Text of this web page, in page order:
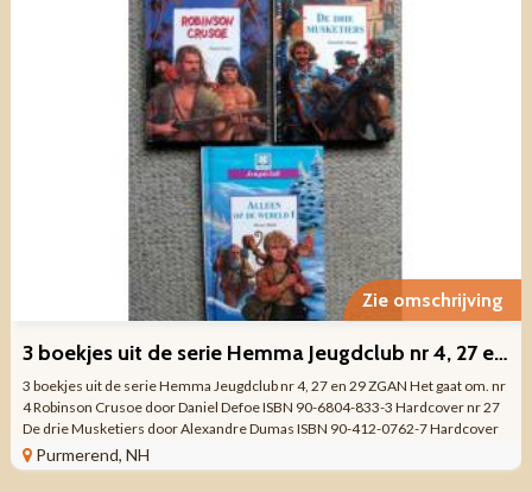
Zie omschrijving
3 boekjes uit de serie Hemma Jeugdclub nr 4, 27 en 29 ZGAN
3 boekjes uit de serie Hemma Jeugdclub nr 4, 27 en 29 ZGAN Het gaat om. nr
4 Robinson Crusoe door Daniel Defoe ISBN 90-6804-833-3 Hardcover nr 27
De drie Musketiers door Alexandre Dumas ISBN 90-412-0762-7 Hardcover
nr 29 Allen op de ...
Purmerend, NH